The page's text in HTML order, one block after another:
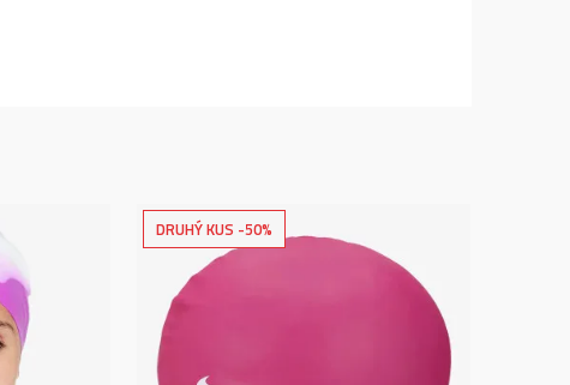
DRUHÝ KUS -50%